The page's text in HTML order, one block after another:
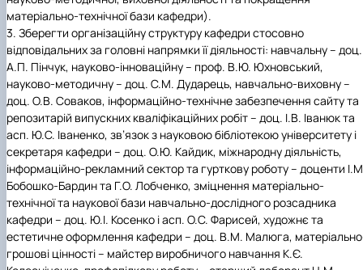
матеріально-технічної бази кафедри).
3. Зберегти організаційну структуру кафедри стосовно
відповідальних за головні напрямки її діяльності: навчальну – доц.
А.П. Пінчук, науково-інноваційну – проф. В.Ю. Юхновський,
науково-методичну – доц. С.М. Дударець, навчально-виховну –
доц. О.В. Соваков, інформаційно-технічне забезпечення сайту та
репозитарій випускних кваліфікаційних робіт – доц. І.В. Іванюк та
асп. Ю.С. Іваненко, зв’язок з науковою бібліотекою університету і
секретаря кафедри – доц. О.Ю. Кайдик, міжнародну діяльність,
інформаційно-рекламний сектор та гурткову роботу – доценти
Бобошко-Бардин та Г.О. Лобченко, зміцнення матеріально-
технічної та наукової бази навчально-дослідного розсадника
кафедри – доц. Ю.І. Косенко і асп. О.С. Фарисей, художнє та
естетичне оформлення кафедри – доц. В.М. Малюга,
грошові цінності – майстер виробничого навчання К.Є.